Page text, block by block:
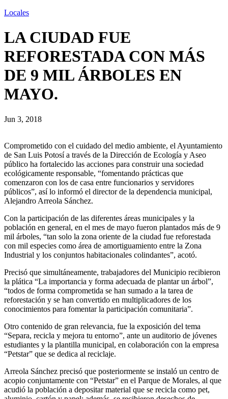
Locales
LA CIUDAD FUE
REFORESTADA CON MÁS
DE 9 MIL ÁRBOLES EN
MAYO.
Jun 3, 2018
Comprometido con el cuidado del medio ambiente, el Ayuntamiento
de San Luis Potosí a través de la Dirección de Ecología y Aseo
público ha fortalecido las acciones para construir una sociedad
ecológicamente responsable, “fomentando prácticas que
comenzaron con los de casa entre funcionarios y servidores
públicos”, así lo informó el director de la dependencia municipal,
Alejandro Arreola Sánchez.
Con la participación de las diferentes áreas municipales y la
población en general, en el mes de mayo fueron plantados más de 9
mil árboles, “tan solo la zona oriente de la ciudad fue reforestada
con mil especies como área de amortiguamiento entre la Zona
Industrial y los conjuntos habitacionales colindantes”, acotó.
Precisó que simultáneamente, trabajadores del Municipio recibieron
la plática “La importancia y forma adecuada de plantar un árbol”,
“todos de forma comprometida se han sumado a la tarea de
reforestación y se han convertido en multiplicadores de los
conocimientos para fomentar la participación comunitaria”.
Otro contenido de gran relevancia, fue la exposición del tema
“Separa, recicla y mejora tu entorno”, ante un auditorio de jóvenes
estudiantes y la plantilla municipal, en colaboración con la empresa
“Petstar” que se dedica al reciclaje.
Arreola Sánchez precisó que posteriormente se instaló un centro de
acopio conjuntamente con “Petstar” en el Parque de Morales, al que
acudió la población a depositar material que se recicla como pet,